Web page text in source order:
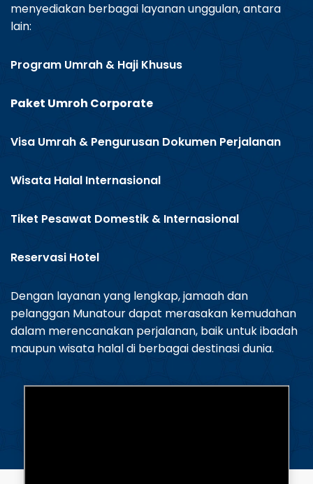
menyediakan berbagai layanan unggulan, antara
lain:
Program Umrah & Haji Khusus
Paket Umroh Corporate
Visa Umrah & Pengurusan Dokumen Perjalanan
Wisata Halal Internasional
Tiket Pesawat Domestik & Internasional
Reservasi Hotel
Dengan layanan yang lengkap, jamaah dan
pelanggan Munatour dapat merasakan kemudahan
dalam merencanakan perjalanan, baik untuk ibadah
maupun wisata halal di berbagai destinasi dunia.